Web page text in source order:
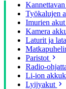
Työkalujen
Imurien akut
Kamera
Laturit ja
Paristot
Radio-
Li-ion
Lyijyakut